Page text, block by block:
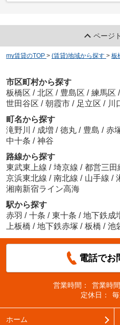
ページ
my賃貸のTOP > (賃貸)地域から探す > 板
市区町村から探す
板橋区 / 北区 / 豊島区 / 練馬区 /
世田谷区 / 朝霞市 / 足立区 / 川
町名から探す
滝野川 / 成増 / 徳丸 / 豊島 / 赤
中十条 / 神谷
路線から探す
東武東上線 / 埼京線 / 都営三田
京浜東北線 / 南北線 / 山手線 /
湘南新宿ライン高海
駅から探す
赤羽 / 十条 / 東十条 / 地下鉄成
上板橋 / 地下鉄赤塚 / 板橋 / 池
電話でお
営業時間：
営業時
定休日：
ホーム